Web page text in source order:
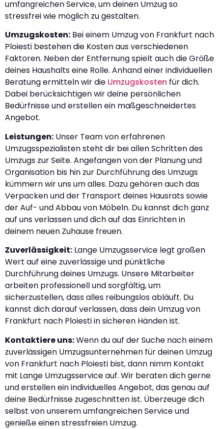
umfangreichen Service, um deinen Umzug so
stressfrei wie möglich zu gestalten.
Umzugskosten: Bei einem Umzug von Frankfurt nach
Ploiesti bestehen die Kosten aus verschiedenen
Faktoren. Neben der Entfernung spielt auch die Größe
deines Haushalts eine Rolle. Anhand einer individuellen
Beratung ermitteln wir die Umzugskosten für dich.
Dabei berücksichtigen wir deine persönlichen
Bedürfnisse und erstellen ein maßgeschneidertes
Angebot.
Leistungen: Unser Team von erfahrenen
Umzugsspezialisten steht dir bei allen Schritten des
Umzugs zur Seite. Angefangen von der Planung und
Organisation bis hin zur Durchführung des Umzugs
kümmern wir uns um alles. Dazu gehören auch das
Verpacken und der Transport deines Hausrats sowie
der Auf- und Abbau von Möbeln. Du kannst dich ganz
auf uns verlassen und dich auf das Einrichten in
deinem neuen Zuhause freuen.
Zuverlässigkeit: Lange Umzugsservice legt großen
Wert auf eine zuverlässige und pünktliche
Durchführung deines Umzugs. Unsere Mitarbeiter
arbeiten professionell und sorgfältig, um
sicherzustellen, dass alles reibungslos abläuft. Du
kannst dich darauf verlassen, dass dein Umzug von
Frankfurt nach Ploiesti in sicheren Händen ist.
Kontaktiere uns:Wenn du auf der Suche nach einem
zuverlässigen Umzugsunternehmen für deinen Umzug
von Frankfurt nach Ploiesti bist, dann nimm Kontakt
mit Lange Umzugsservice auf. Wir beraten dich gerne
und erstellen ein individuelles Angebot, das genau auf
deine Bedürfnisse zugeschnitten ist. Überzeuge dich
selbst von unserem umfangreichen Service und
genieße einen stressfreien Umzug.